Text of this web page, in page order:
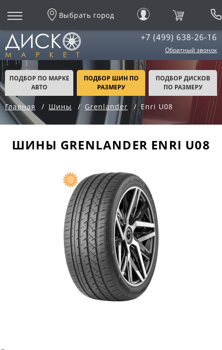
Выбрать город
+7 (499) 638-26-16
Обратный звонок
ПОДБОР ПО МАРКЕ
АВТО
ПОДБОР ШИН ПО
РАЗМЕРУ
ПОДБОР ДИСКОВ
ПО РАЗМЕРУ
Главная Шины Grenlander Enri U08
ШИНЫ GRENLANDER ENRI U08